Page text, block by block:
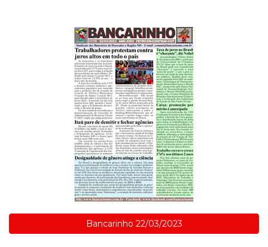
Bancarinho 22/03/2023